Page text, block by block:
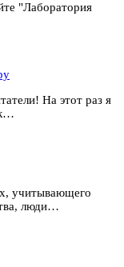
"Лаборатория
На этот раз я
учитывающего
люди…